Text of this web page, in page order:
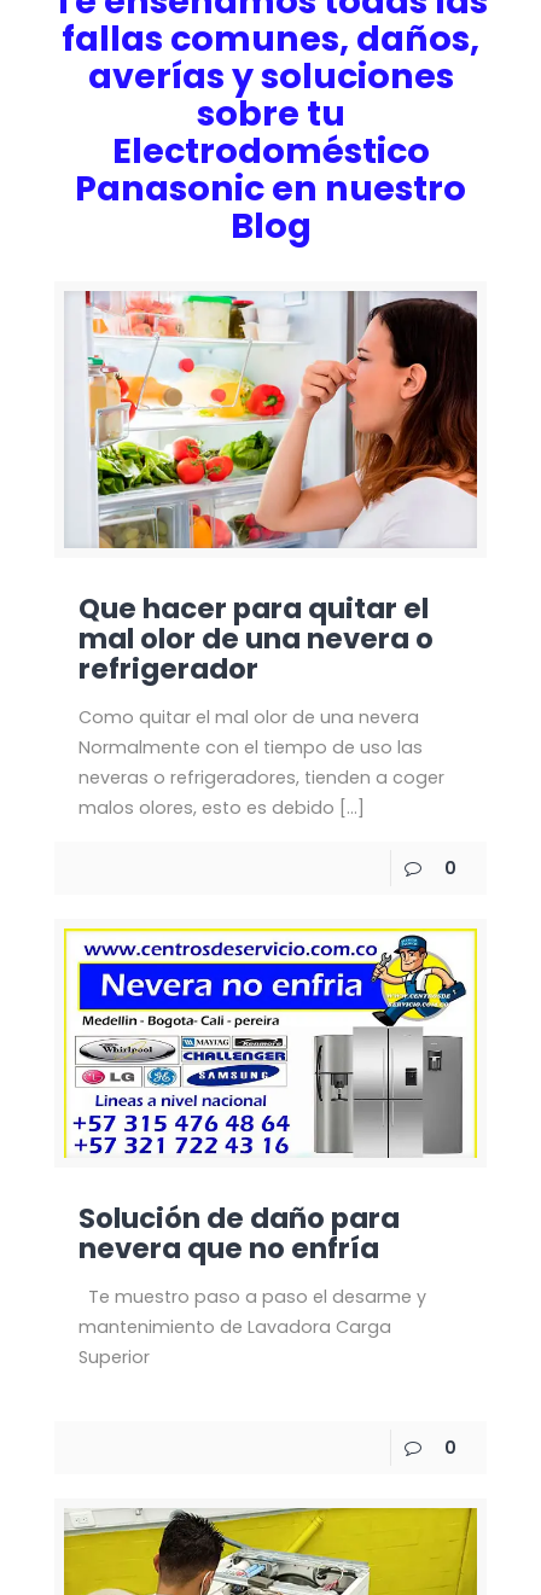
fallas comunes, daños,
averías y soluciones
sobre tu
Electrodoméstico
Panasonic en nuestro
Blog
Que hacer para quitar el
mal olor de una nevera o
refrigerador
Como quitar el mal olor de una nevera
Normalmente con el tiempo de uso las
neveras o refrigeradores, tienden a coger
malos olores, esto es debido […]
0
Solución de daño para
nevera que no enfría
Te muestro paso a paso el desarme y
mantenimiento de Lavadora Carga
Superior
0